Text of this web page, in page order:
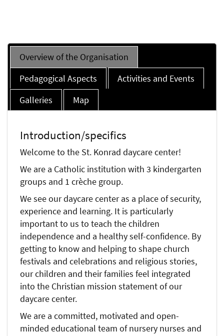
Overview of the Organisation
Pedagogical Aspects
Activities and Events
Galleries
Map
Introduction/specifics
Welcome to the St. Konrad daycare center!
We are a Catholic institution with 3 kindergarten
groups and 1 crèche group.
We see our daycare center as a place of security,
experience and learning. It is particularly
important to us to teach the children
independence and a healthy self-confidence. By
getting to know and helping to shape church
festivals and celebrations and religious stories,
our children and their families feel integrated
into the Christian mission statement of our
daycare center.
We are a committed, motivated and open-
minded educational team of nursery nurses and